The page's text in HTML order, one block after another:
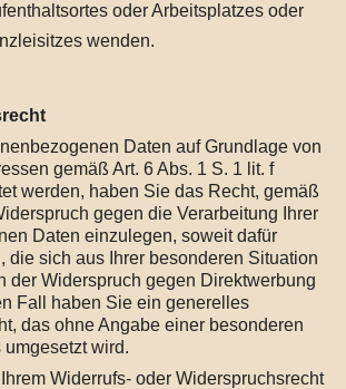
oder Arbeitsplatzes oder
wenden.
Daten auf Grundlage von
gemäß Art. 6 Abs. 1 S. 1 lit. f
werden, haben Sie das Recht, gemäß
gegen die Verarbeitung Ihrer
Daten einzulegen, soweit dafür
die sich aus Ihrer besonderen Situation
der Widerspruch gegen Direktwerbung
Fall haben Sie ein generelles
das ohne Angabe einer besonderen
wird.
Widerrufs- oder Widerspruchsrecht